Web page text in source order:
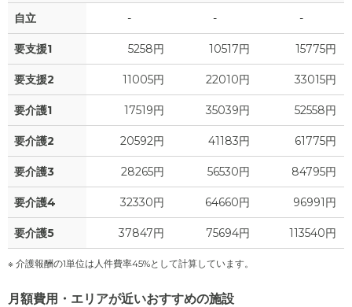
その他 0 万円
介護保険料 - 万円
万円
食費 ? 32.3
水道・光熱費 0 万円
上乗せ介護費 ? 0 万円
その他 0
介護保険料 - 万円
自立 - - -
要支援1 5258円 10517円 15775円
要支援2 11005円 22010円 33015円
要介護1 17519円 35039円 52558円
要介護2 20592円 41183円 61775円
要介護3 28265円 56530円 84795円
要介護4 32330円 64660円 96991円
要介護5 37847円 75694円 113540円
※ 介護報酬の1単位は人件費率45%として計算しています。
月額費用・エリアが近いおすすめの施設